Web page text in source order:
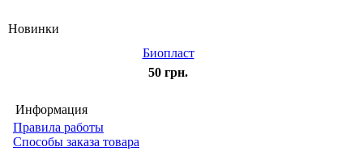
Новинки
Биопласт
50 грн.
Информация
Правила работы
Способы заказа товара